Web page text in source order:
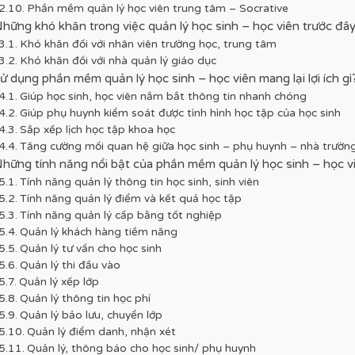
Phần mềm quản lý học viên trung tâm – Socrative
khó khăn trong việc quản lý học sinh – học viên trước đây
Khó khăn đối với nhân viên trường học, trung tâm
Khó khăn đối với nhà quản lý giáo dục
dụng phần mềm quản lý học sinh – học viên mang lại lợi ích
Giúp học sinh, học viên nắm bắt thông tin nhanh chóng
Giúp phụ huynh kiểm soát được tình hình học tập của học sinh
Sắp xếp lịch học tập khoa học
Tăng cường mối quan hệ giữa học sinh – phụ huynh – nhà
tính năng nổi bật của phần mềm quản lý học sinh – học
Tính năng quản lý thông tin học sinh, sinh viên
Tính năng quản lý điểm và kết quả học tập
Tính năng quản lý cấp bằng tốt nghiệp
Quản lý khách hàng tiềm năng
Quản lý tư vấn cho học sinh
Quản lý thi đầu vào
Quản lý xếp lớp
Quản lý thông tin học phí
Quản lý bảo lưu, chuyển lớp
Quản lý điểm danh, nhận xét
Quản lý, thông báo cho học sinh/ phụ huynh